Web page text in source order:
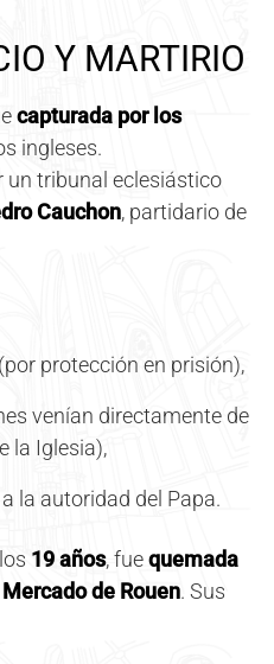
Y MARTIRIO
capturada por los
ingleses.
un tribunal eclesiástico
Cauchon, partidario de
protección en prisión),
venían directamente de
la Iglesia),
la autoridad del Papa.
19 años, fuequemada
de Rouen. Sus